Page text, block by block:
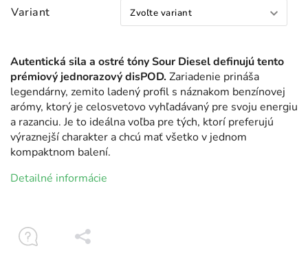
Variant
Autentická sila a ostré tóny Sour Diesel definujú tento
prémiový jednorazový disPOD. Zariadenie prináša
legendárny, zemito ladený profil s náznakom benzínovej
arómy, ktorý je celosvetovo vyhľadávaný pre svoju energiu
a razanciu. Je to ideálna voľba pre tých, ktorí preferujú
výraznejší charakter a chcú mať všetko v jednom
kompaktnom balení.
Detailné informácie